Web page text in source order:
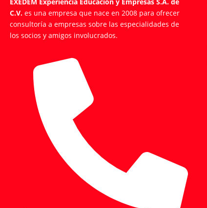
C.V. es una empresa que nace en 2008 para ofrecer
consultoría a empresas sobre las especialidades de
los socios y amigos involucrados.